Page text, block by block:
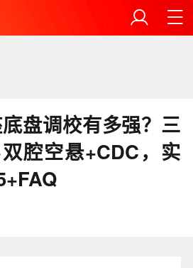
盘调校有多强？三
腔空悬+CDC，实